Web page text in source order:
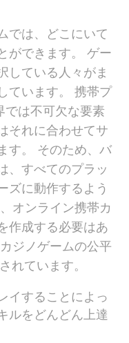
では、どこにいて
ができます。 ゲー
している人々がま
ています。 携帯プ
では不可欠な要素
それに合わせてサ
す。 そのため、バ
、すべてのプラッ
ズに動作するよう
オンライン携帯カ
作成する必要はあ
ジノゲームの公平
れています。
イすることによっ
ルをどんどん上達